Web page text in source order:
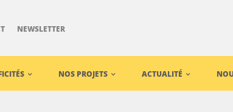
NEWSLETTER
NOS PROJETS ACTUALITÉ